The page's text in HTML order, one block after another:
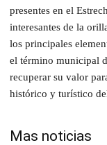
presentes en el
interesantes de la
los principales
el término municipal
recuperar su valor
histórico y turístico
Mas noticias